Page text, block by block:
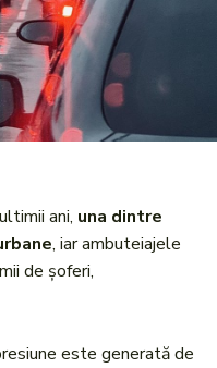
ani, una dintre
, iar ambuteiajele
de șoferi,
este generată de